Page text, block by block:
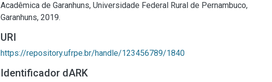
Acadêmica de Garanhuns, Universidade Federal Rural de Pernambuco,
Garanhuns, 2019.
URI
https://repository.ufrpe.br/handle/123456789/1840
Identificador dARK